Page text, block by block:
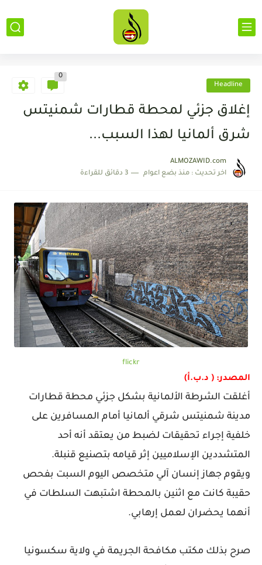
Headline
0
إغلاق جزئي لمحطة قطارات شمنيتس
شرق ألمانيا لهذا السبب...
ALMOZAWID.com
اخر تحديث : منذ بضع اعوام 3 دقائق للقراءة
flickr
المصدر: ( د.ب.أ)
أغلقت الشرطة الألمانية بشكل جزئي محطة قطارات
مدينة شمنيتس شرقي ألمانيا أمام المسافرين على
خلفية إجراء تحقيقات لضبط من يعتقد أنه أحد
المتشددين الإسلاميين إثر قيامه بتصنيع قنبلة.
ويقوم جهاز إنسان آلي متخصص اليوم السبت بفحص
حقيبة كانت مع اثنين بالمحطة اشتبهت السلطات في
أنهما يحضران لعمل إرهابي.
صرح بذلك مكتب مكافحة الجريمة في ولاية سكسونيا